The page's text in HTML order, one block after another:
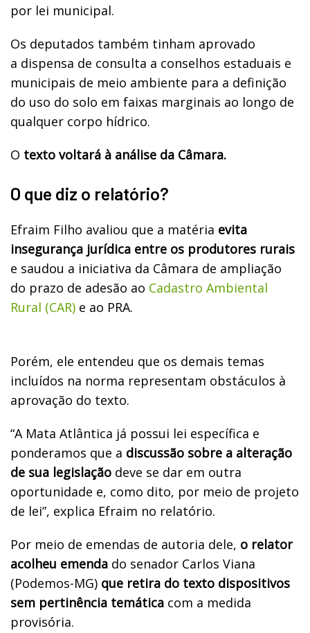
por lei municipal.
Os deputados também tinham aprovado
a dispensa de consulta a conselhos estaduais e
municipais de meio ambiente para a definição
do uso do solo em faixas marginais ao longo de
qualquer corpo hídrico.
O texto voltará à análise da Câmara.
O que diz o relatório?
Efraim Filho avaliou que a matéria evita
insegurança jurídica entre os produtores rurais
e saudou a iniciativa da Câmara de ampliação
do prazo de adesão ao Cadastro Ambiental
Rural (CAR) e ao PRA.
Porém, ele entendeu que os demais temas
incluídos na norma representam obstáculos à
aprovação do texto.
“A Mata Atlântica já possui lei específica e
ponderamos que a discussão sobre a alteração
de sua legislação deve se dar em outra
oportunidade e, como dito, por meio de projeto
de lei”, explica Efraim no relatório.
Por meio de emendas de autoria dele, o relator
acolheu emenda do senador Carlos Viana
(Podemos-MG) que retira do texto dispositivos
sem pertinência temática com a medida
provisória.